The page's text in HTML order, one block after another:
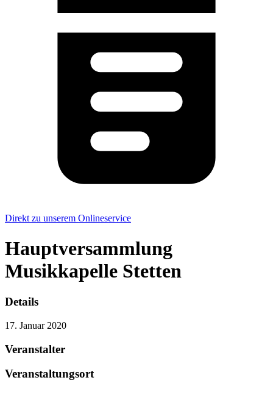
Direkt zu unserem Onlineservice
Hauptversammlung
Musikkapelle Stetten
Details
17. Januar 2020
Veranstalter
Veranstaltungsort